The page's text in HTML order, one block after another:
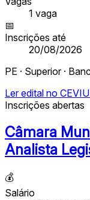
1 vaga
📅
Inscrições até
20/08/2026
PE · Superior ·
Ler edital no
Inscrições abertas
Câmara
Analista
💰
Salário